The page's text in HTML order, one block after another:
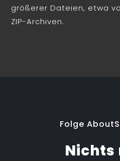
größerer Dateien, etwa
ZIP-Archiven.
Folge
Nichts